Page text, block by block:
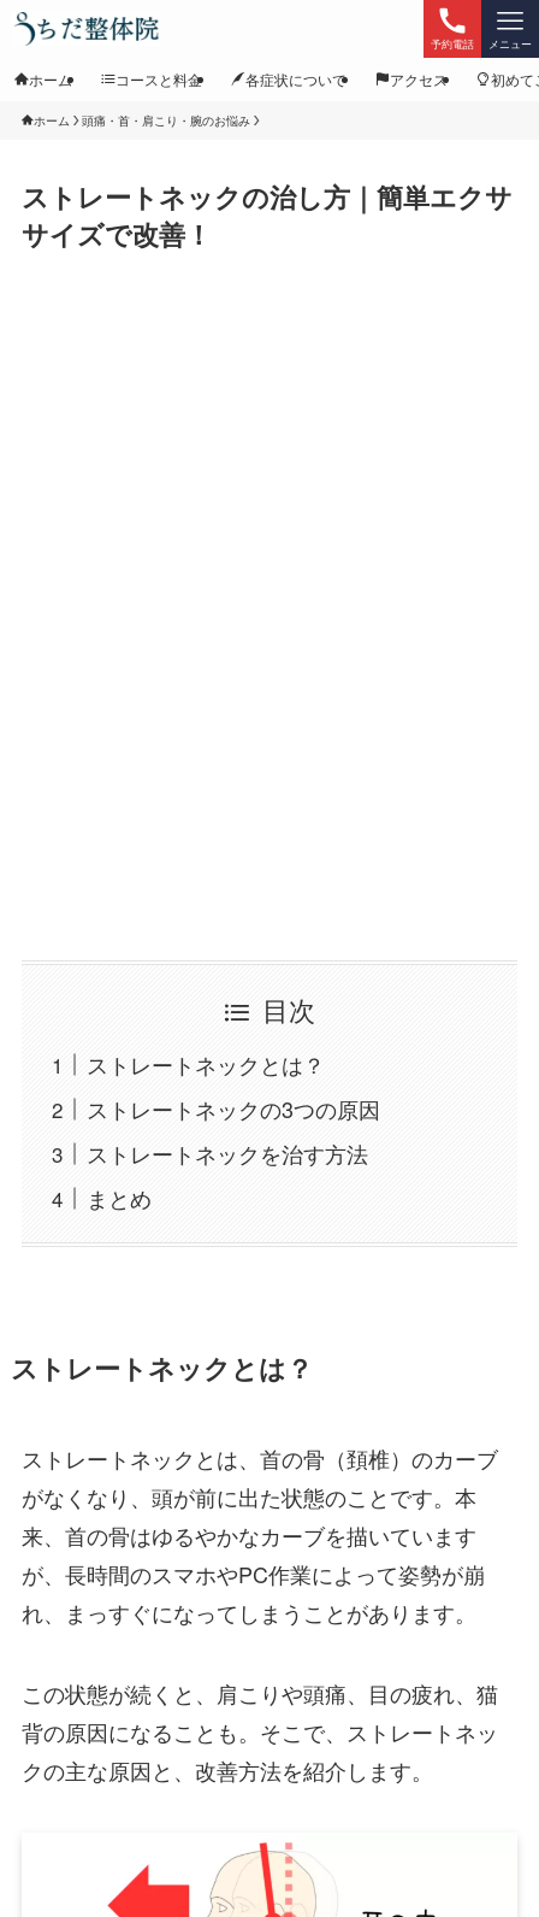
予約電話 メニュー
ホーム コースと料金 各症状について アクセス 初めて
ホーム 頭痛・首・肩こり・腕のお悩み
ストレートネックの治し方｜簡単エクサ
サイズで改善！
目次
ストレートネックとは？
ストレートネックの3つの原因
ストレートネックを治す方法
まとめ
ストレートネックとは？
ストレートネックとは、首の骨（頚椎）のカーブ
がなくなり、頭が前に出た状態のことです。本
来、首の骨はゆるやかなカーブを描いています
が、長時間のスマホやPC作業によって姿勢が崩
れ、まっすぐになってしまうことがあります。
この状態が続くと、肩こりや頭痛、目の疲れ、猫
背の原因になることも。そこで、ストレートネッ
クの主な原因と、改善方法を紹介します。